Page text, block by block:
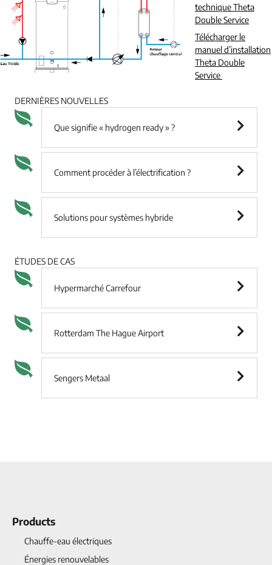
technique Theta
Double Service
Télécharger le
manuel d’installation
Theta Double
Service
DERNIÈRES NOUVELLES
Que signifie « hydrogen ready » ?
Comment procéder à l’électrification ?
Solutions pour systèmes hybride
ÉTUDES DE CAS
Hypermarché Carrefour
Rotterdam The Hague Airport
Sengers Metaal
Products
Chauffe-eau électriques
Énergies renouvelables